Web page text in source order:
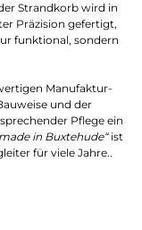
Strandkorb wird in
Präzision gefertigt,
funktional, sondern
Manufaktur-
und der
Pflege ein
in Buxtehude“ist
für viele Jahre..